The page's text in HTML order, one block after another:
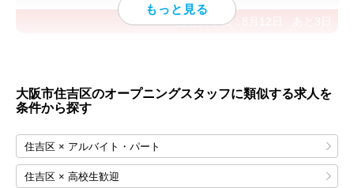
応募終了日：
大阪市住吉区のオープニングスタッフに類似する求人を
条件から探す
住吉区 × アルバイト・パート
住吉区 × 高校生歓迎